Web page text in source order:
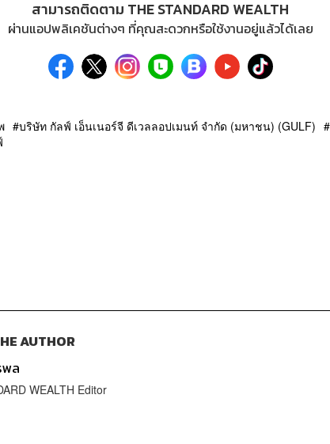
สามารถติดตาม THE STANDARD WEALTH
ผ่านแอปพลิเคชันต่างๆ ที่คุณสะดวกหรือใช้งานอยู่แล้วได้เลย
บริษัท กัลฟ์ เอ็นเนอร์จี ดีเวลลอปเมนท์ จำกัด (มหาชน) (GULF)
AUTHOR
พล
WEALTH Editor